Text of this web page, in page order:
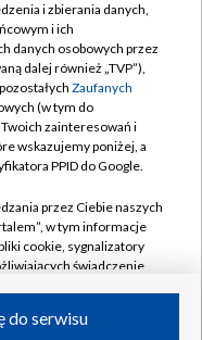
i zbierania danych,
i ich
danych osobowych przez
dalej również „TVP”),
Zaufanych
(w tym do
zainteresowań i
wskazujemy poniżej, a
PPID do Google.
przez Ciebie naszych
w tym informacje
cookie, sygnalizatory
świadczenie
do serwisu